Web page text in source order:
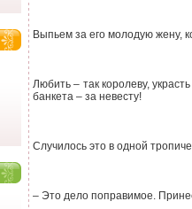
Выпьем за его молодую жену,
Любить – так королеву,
банкета – за невесту!
Случилось это в одной
– Это дело поправимое.